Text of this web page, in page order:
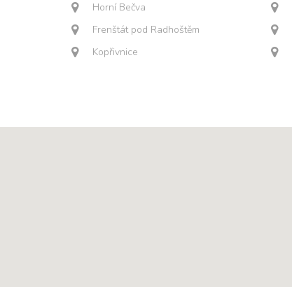
Horní Bečva
Frenštát pod Radhoštěm
Kopřivnice